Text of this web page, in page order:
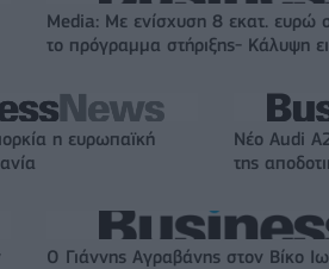
Media: Με ενίσχυση 8 εκατ. ευρώ
το πρόγραμμα στήριξης- Κάλυψη
η ευρωπαϊκή
Νέο Audi
της
Ο Γιάννης Αγραβάνης στον Βίκο